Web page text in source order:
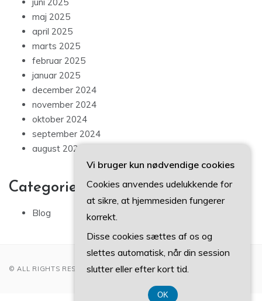
maj 2025
april 2025
marts 2025
februar 2025
januar 2025
december 2024
november 2024
oktober 2024
september 2024
august 2024
Categories
Blog
© ALL RIGHTS RESERVED 2022
Vi bruger kun nødvendige cookies
Cookies anvendes udelukkende for
at sikre, at hjemmesiden fungerer
korrekt.
Disse cookies sættes af os og
slettes automatisk, når din session
slutter eller efter kort tid.
OK